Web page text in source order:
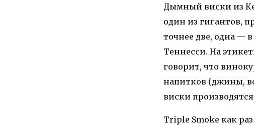
Дымный виски из
один из гигантов,
точнее две, одна —
Теннесси. На
говорит, что
напитков (джины,
виски
Triple Smoke как